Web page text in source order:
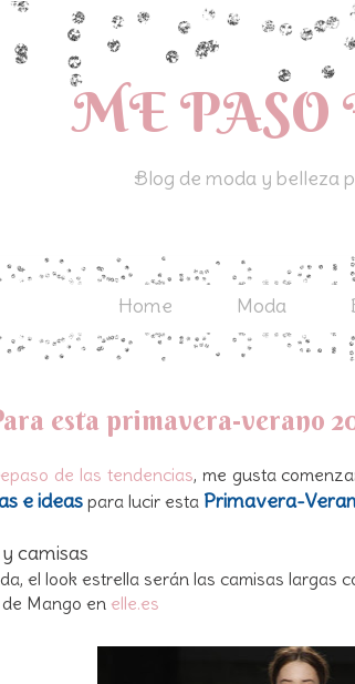
ME
Blog de moda y belleza
Home Moda
esta primavera-verano
de las tendencias, me gusta
e ideas para lucir esta Primavera-
camisas
el look estrella serán las camisas largas
Mango en elle.es